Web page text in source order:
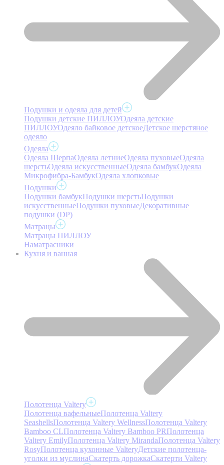
Подушки и одеяла для детей
Подушки детские ПИЛЛОУОдеяла детские
ПИЛЛОУОдеяло байковое детскоеДетское шерстяное
одеяло
Одеяла
Одеяла ШерпаОдеяла летниеОдеяла пуховыеОдеяла
шерстьОдеяла искусственныеОдеяла бамбукОдеяла
Микрофибра-БамбукОдеяла хлопковые
Подушки
Подушки бамбукПодушки шерстьПодушки
искусственныеПодушки пуховыеДекоративные
подушки (DP)
Матрацы
Матрацы ПИЛЛОУ
Наматрасники
Кухня и ванная
Полотенца Valtery
Полотенца вафельныеПолотенца Valtery
SeashellsПолотенца Valtery WellnessПолотенца Valtery
Bamboo CLПолотенца Valtery Bamboo PRПолотенца
Valtery EmilyПолотенца Valtery MirandaПолотенца Valtery
RosyПолотенца кухонные ValteryДетские полотенца-
уголки из муслинаСкатерть дорожкаСкатерти Valtery